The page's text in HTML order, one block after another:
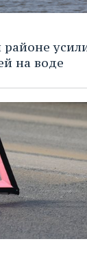
районе
на воде